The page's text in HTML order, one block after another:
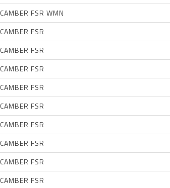
CAMBER FSR WMN
CAMBER FSR
CAMBER FSR
CAMBER FSR
CAMBER FSR
CAMBER FSR
CAMBER FSR
CAMBER FSR
CAMBER FSR
CAMBER FSR